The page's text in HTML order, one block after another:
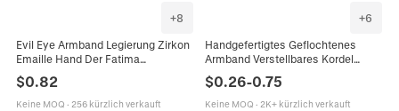
+8
Evil Eye Armband Legierung Zirkon
Emaille Hand Der Fatima
Verstellbar Geflochtenes Seil Boho
Modeschmuck Schutz
$0.82
Keine MOQ · 256 kürzlich verkauft
+6
Handgefertigtes Geflochtenes
Armband Verstellbares Kordel
Armband Tibetischer Stil
Freundschaftsschmuck Für Herren
Damen
$0.26-0.75
Keine MOQ · 2K+ kürzlich verkauft